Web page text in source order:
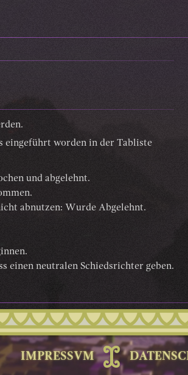
eingeführt worden in der Tabliste
und abgelehnt.
abnutzen: Wurde Abgelehnt.
einen neutralen Schiedsrichter geben.
IMPRESSVM